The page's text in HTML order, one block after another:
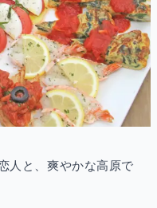
人と、爽やかな高原で